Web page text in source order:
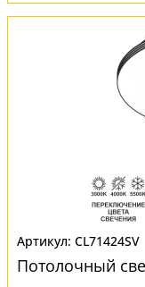
CL71424SV
Потолочный